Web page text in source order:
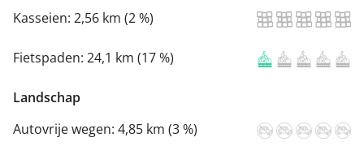
Kasseien: 2,56 km (2 %)
Fietspaden: 24,1 km (17 %)
Landschap
Autovrije wegen: 4,85 km (3 %)